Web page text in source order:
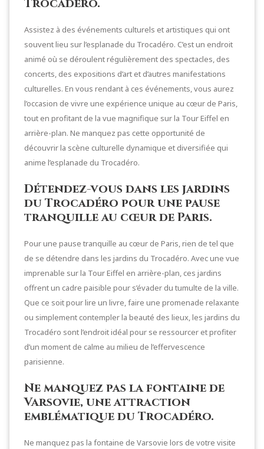
Trocadéro.
Assistez à des événements culturels et artistiques qui ont
souvent lieu sur l’esplanade du Trocadéro. C’est un endroit
animé où se déroulent régulièrement des spectacles, des
concerts, des expositions d’art et d’autres manifestations
culturelles. En vous rendant à ces événements, vous aurez
l’occasion de vivre une expérience unique au cœur de Paris,
tout en profitant de la vue magnifique sur la Tour Eiffel en
arrière-plan. Ne manquez pas cette opportunité de
découvrir la scène culturelle dynamique et diversifiée qui
anime l’esplanade du Trocadéro.
Détendez-vous dans les jardins
du Trocadéro pour une pause
tranquille au cœur de Paris.
Pour une pause tranquille au cœur de Paris, rien de tel que
de se détendre dans les jardins du Trocadéro. Avec une vue
imprenable sur la Tour Eiffel en arrière-plan, ces jardins
offrent un cadre paisible pour s’évader du tumulte de la ville.
Que ce soit pour lire un livre, faire une promenade relaxante
ou simplement contempler la beauté des lieux, les jardins du
Trocadéro sont l’endroit idéal pour se ressourcer et profiter
d’un moment de calme au milieu de l’effervescence
parisienne.
Ne manquez pas la fontaine de
Varsovie, une attraction
emblématique du Trocadéro.
Ne manquez pas la fontaine de Varsovie lors de votre visite